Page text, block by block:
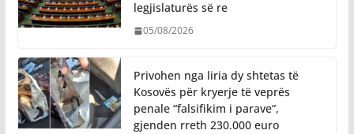
legjislaturës së re
05/08/2026
Privohen nga liria dy shtetas të
Kosovës për kryerje të veprës
penale “falsifikim i parave“,
gjenden rreth 230.000 euro